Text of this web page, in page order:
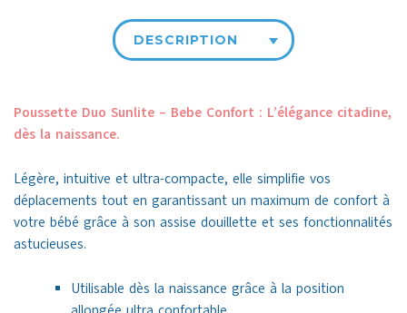
DESCRIPTION
Poussette Duo Sunlite – Bebe Confort : L’élégance citadine,
dès la naissance.
Légère, intuitive et ultra-compacte, elle simplifie vos
déplacements tout en garantissant un maximum de confort à
votre bébé grâce à son assise douillette et ses fonctionnalités
astucieuses.
Utilisable dès la naissance grâce à la position